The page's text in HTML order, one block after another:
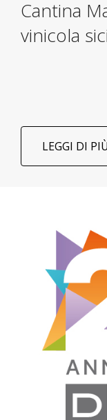
Cantina
vinicola
LEGGI DI PIÙ